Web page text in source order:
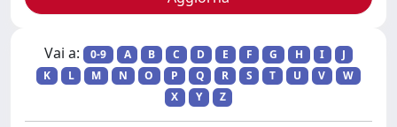
Vai a: 0-9 A B C D E F G H I
J
K
L M N O P Q R S T U V
W
X
Y Z